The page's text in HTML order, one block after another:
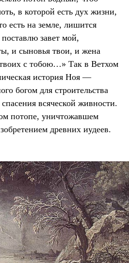
в которой есть дух жизни,
есть на земле, лишится
завет мой,
и сыновья твои, и жена
с тобою…» Так в Ветхом
история Ноя —
богом для строительства
всяческой живности.
потопе, уничтожавшем
древних иудеев.